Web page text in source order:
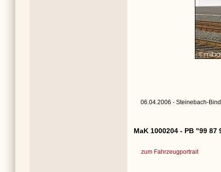
06.04.2006 - Steinebach-
MaK 1000204 - PB "99 87
zum Fahrzeugportrait